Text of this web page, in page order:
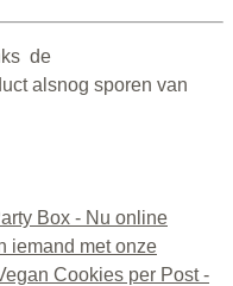
de
alsnog sporen van